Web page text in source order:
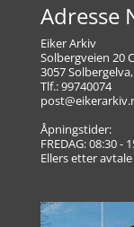
Adresse
Eiker Arkiv
Solbergveien 20 C
3057
Tlf.: 99740074
Åpningstider:
FREDAG: 08:30 -
Ellers etter avtale